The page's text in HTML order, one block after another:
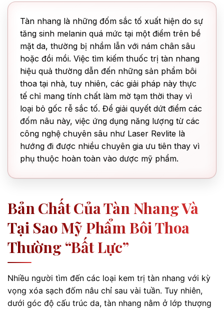
Tàn nhang là những đốm sắc tố xuất hiện do sự
tăng sinh melanin quá mức tại một điểm trên bề
mặt da, thường bị nhầm lẫn với nám chân sâu
hoặc đồi mồi. Việc tìm kiếm thuốc trị tàn nhang
hiệu quả thường dẫn đến những sản phẩm bôi
thoa tại nhà, tuy nhiên, các giải pháp này thực
tế chỉ mang tính chất làm mờ tạm thời thay vì
loại bỏ gốc rễ sắc tố. Để giải quyết dứt điểm các
đốm nâu này, việc ứng dụng năng lượng từ các
công nghệ chuyên sâu như Laser Revlite là
hướng đi được nhiều chuyên gia ưu tiên thay vì
phụ thuộc hoàn toàn vào dược mỹ phẩm.
Bản Chất Của Tàn Nhang Và
Tại Sao Mỹ Phẩm Bôi Thoa
Thường “bất Lực”
Nhiều người tìm đến các loại kem trị tàn nhang với kỳ
vọng xóa sạch đốm nâu chỉ sau vài tuần. Tuy nhiên,
dưới góc độ cấu trúc da, tàn nhang nằm ở lớp thượng